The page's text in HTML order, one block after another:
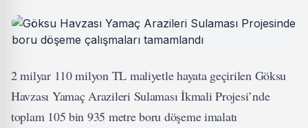
2 milyar 110 milyon TL maliyetle hayata geçirilen Göksu
Havzası Yamaç Arazileri Sulaması İkmali Projesi’nde
toplam 105 bin 935 metre boru döşeme imalatı